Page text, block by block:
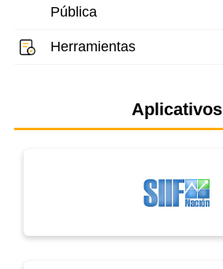
Pública
Herramientas
Aplicativos